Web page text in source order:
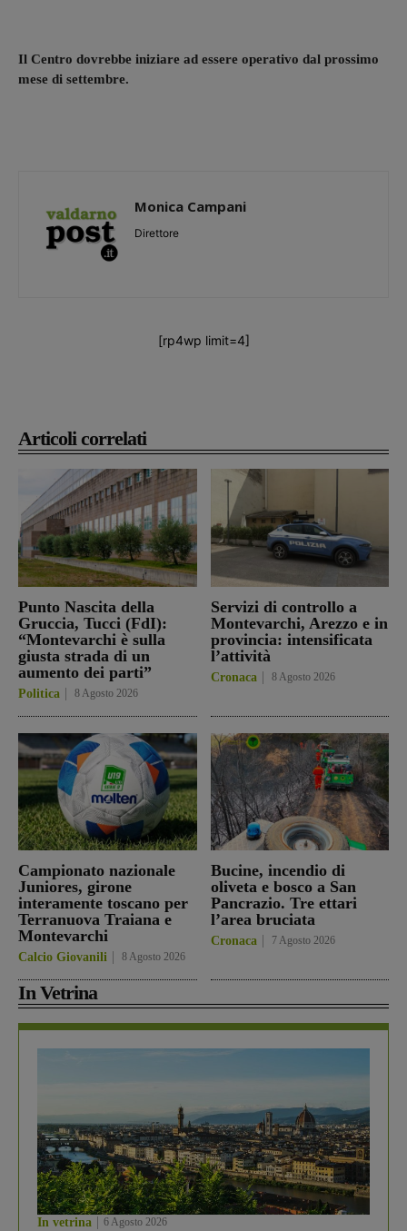
Articoli correlati
Punto Nascita della
Gruccia, Tucci (FdI):
“Montevarchi è sulla
giusta strada di un
aumento dei parti”
Politica 8 Agosto 2026
Servizi di controllo a
Montevarchi, Arezzo e in
provincia: intensificata
l’attività
Cronaca 8 Agosto 2026
Campionato nazionale
Juniores, girone
interamente toscano per
Terranuova Traiana e
Montevarchi
Calcio Giovanili 8 Agosto 2026
Bucine, incendio di
oliveta e bosco a San
Pancrazio. Tre ettari
l’area bruciata
Cronaca 7 Agosto 2026
In Vetrina
In vetrina 6 Agosto 2026
Il Centro dovrebbe iniziare ad essere operativo dal prossimo
mese di settembre.
Monica Campani
Direttore
[rp4wp limit=4]